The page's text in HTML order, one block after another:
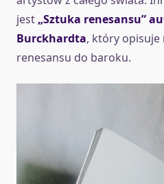
jest„Sztuka renesansu”
Burckhardta, który
renesansu do baroku.